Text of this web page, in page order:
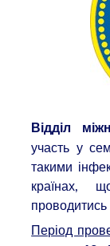
Відділ
участь у
такими
країнах,
Період